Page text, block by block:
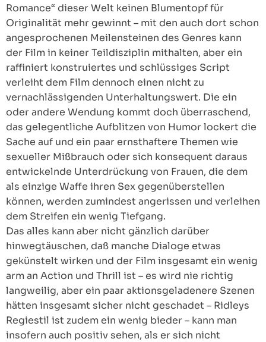
Romance“ dieser Welt keinen Blumentopf für
Originalität mehr gewinnt – mit den auch dort schon
angesprochenen Meilensteinen des Genres kann
der Film in keiner Teildisziplin mithalten, aber ein
raffiniert konstruiertes und schlüssiges Script
verleiht dem Film dennoch einen nicht zu
vernachlässigenden Unterhaltungswert. Die ein
oder andere Wendung kommt doch überraschend,
das gelegentliche Aufblitzen von Humor lockert die
Sache auf und ein paar ernsthaftere Themen wie
sexueller Mißbrauch oder sich konsequent daraus
entwickelnde Unterdrückung von Frauen, die dem
als einzige Waffe ihren Sex gegenüberstellen
können, werden zumindest angerissen und verleihen
dem Streifen ein wenig Tiefgang.
Das alles kann aber nicht gänzlich darüber
hinwegtäuschen, daß manche Dialoge etwas
gekünstelt wirken und der Film insgesamt ein wenig
arm an Action und Thrill ist – es wird nie richtig
langweilig, aber ein paar aktionsgeladenere Szenen
hätten insgesamt sicher nicht geschadet – Ridleys
Regiestil ist zudem ein wenig bieder – kann man
insofern auch positiv sehen, als er sich nicht